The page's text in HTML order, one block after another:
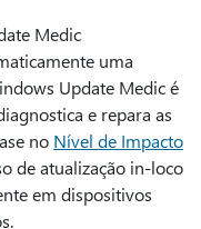
Medic
uma
Update Medic é
e repara as
no Nível de Impacto
de atualização in-loco
em dispositivos